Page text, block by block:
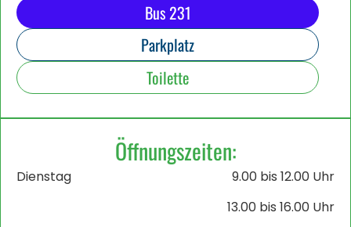
Bus 231
Parkplatz
Toilette
Öffnungszeiten:
Dienstag
9.00 bis 12.00 Uhr
13.00 bis 16.00 Uhr